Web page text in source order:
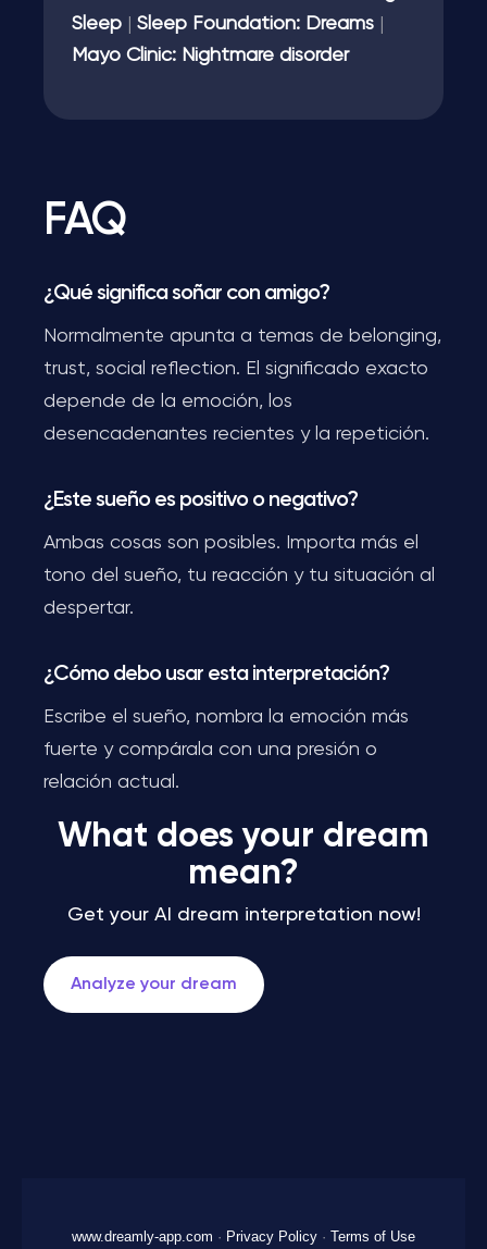
Sleep
Sleep Foundation: Dreams
Mayo Clinic: Nightmare disorder
FAQ
¿Qué significa soñar con amigo?
Normalmente apunta a temas de belonging,
trust, social reflection. El significado exacto
depende de la emoción, los
desencadenantes recientes y la repetición.
¿Este sueño es positivo o negativo?
Ambas cosas son posibles. Importa más el
tono del sueño, tu reacción y tu situación al
despertar.
¿Cómo debo usar esta interpretación?
Escribe el sueño, nombra la emoción más
fuerte y compárala con una presión o
relación actual.
What does your dream
mean?
Get your AI dream interpretation now!
Analyze your dream
www.dreamly-app.com · Privacy Policy · Terms of Use